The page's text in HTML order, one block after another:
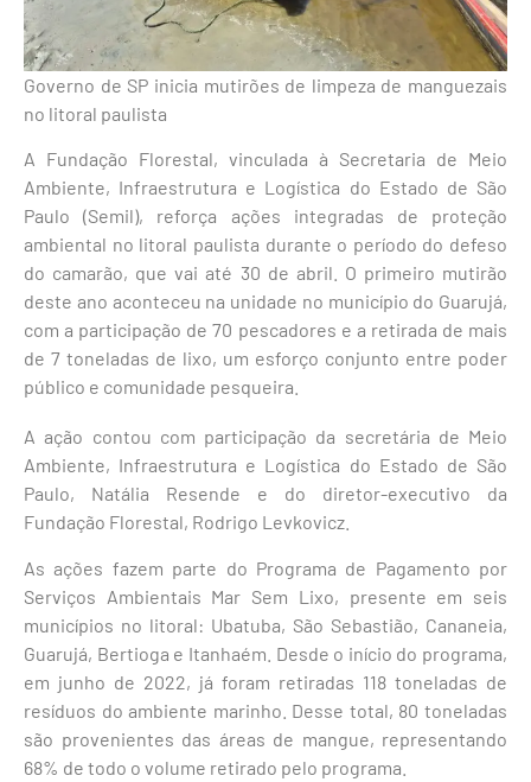
Governo de SP inicia mutirões de limpeza de manguezais
no litoral paulista
A Fundação Florestal, vinculada à Secretaria de Meio
Ambiente, Infraestrutura e Logística do Estado de São
Paulo (Semil), reforça ações integradas de proteção
ambiental no litoral paulista durante o período do defeso
do camarão, que vai até 30 de abril. O primeiro mutirão
deste ano aconteceu na unidade no município do Guarujá,
com a participação de 70 pescadores e a retirada de mais
de 7 toneladas de lixo, um esforço conjunto entre poder
público e comunidade pesqueira.
A ação contou com participação da secretária de Meio
Ambiente, Infraestrutura e Logística do Estado de São
Paulo, Natália Resende e do diretor-executivo da
Fundação Florestal, Rodrigo Levkovicz.
As ações fazem parte do Programa de Pagamento por
Serviços Ambientais Mar Sem Lixo, presente em seis
municípios no litoral: Ubatuba, São Sebastião, Cananeia,
Guarujá, Bertioga e Itanhaém. Desde o início do programa,
em junho de 2022, já foram retiradas 118 toneladas de
resíduos do ambiente marinho. Desse total, 80 toneladas
são provenientes das áreas de mangue, representando
68% de todo o volume retirado pelo programa.